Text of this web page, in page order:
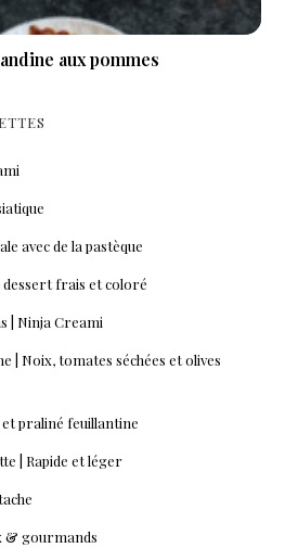
aux pommes
avec de la pastèque
dessert frais et coloré
| Ninja Creami
| Noix, tomates séchées et olives
praliné feuillantine
| Rapide et léger
& gourmands